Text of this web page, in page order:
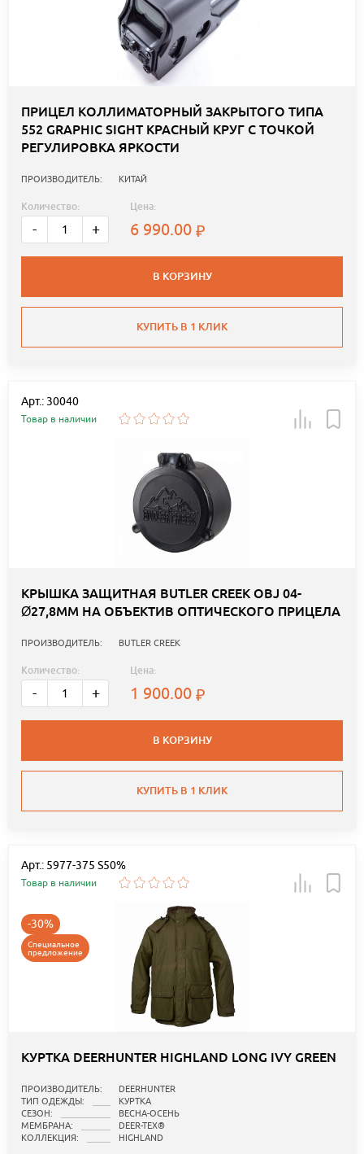
ПРИЦЕЛ КОЛЛИМАТОРНЫЙ ЗАКРЫТОГО ТИПА
552 GRAPHIC SIGHT КРАСНЫЙ КРУГ С ТОЧКОЙ
РЕГУЛИРОВКА ЯРКОСТИ
ПРОИЗВОДИТЕЛЬ: КИТАЙ
Количество:
- +
Цена:
6 990.00
В КОРЗИНУ
КУПИТЬ В 1 КЛИК
Арт.: 30040
Товар в наличии
КРЫШКА ЗАЩИТНАЯ BUTLER CREEK OBJ 04-
Ø27,8ММ НА ОБЪЕКТИВ ОПТИЧЕСКОГО ПРИЦЕЛА
ПРОИЗВОДИТЕЛЬ: BUTLER CREEK
Количество:
- +
Цена:
1 900.00
В КОРЗИНУ
КУПИТЬ В 1 КЛИК
Арт.: 5977-375 S50%
Товар в наличии
-30%
Специальное
предложение
КУРТКА DEERHUNTER HIGHLAND LONG IVY GREEN
ПРОИЗВОДИТЕЛЬ:
DEERHUNTER
ТИП ОДЕЖДЫ:
КУРТКА
СЕЗОН:
ВЕСНА-ОСЕНЬ
МЕМБРАНА:
DEER-TEX®
КОЛЛЕКЦИЯ:
HIGHLAND